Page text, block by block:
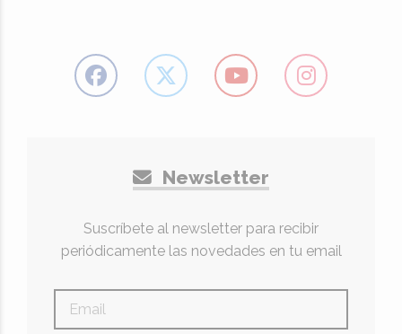
Newsletter
Suscríbete al newsletter para recibir
periódicamente las novedades en tu email